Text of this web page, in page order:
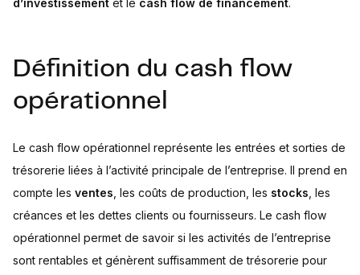
d’investissement et le cash flow de financement.
Définition du cash flow
opérationnel
Le cash flow opérationnel représente les entrées et sorties de
trésorerie liées à l’activité principale de l’entreprise. Il prend en
compte les ventes , les coûts de production, les stocks , les
créances et les dettes clients ou fournisseurs. Le cash flow
opérationnel permet de savoir si les activités de l’entreprise
sont rentables et génèrent suffisamment de trésorerie pour